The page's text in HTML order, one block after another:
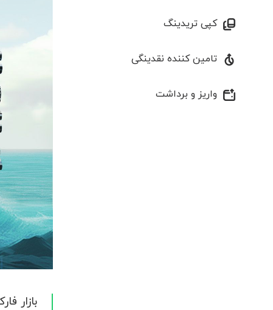
کپی تریدینگ
تامین کننده نقدینگی
واریز و برداشت
بازار